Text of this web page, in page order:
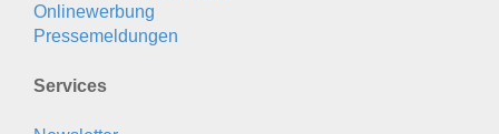
Onlinewerbung
Pressemeldungen
Services